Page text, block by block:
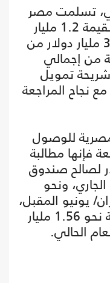
تسلمت مصر
الشريحة الرابعة من القرض بقيمة 1.2 مليار
دولار لتكون بذلك صرفت 3.2 مليار دولار من
وبنحو 40 بالمئة من إجمالي
تمويل
دولار مع نجاح المراجعة
للوصول
فإنها مطالبة
دولار لصالح صندوق
ونحو
يونيو المقبل،
وذلك بعد أن سددت الحكومة نحو 1.56 مليار
الحالي.